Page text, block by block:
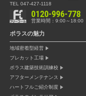
TEL 047-427-1118
0120-996-778
営業時間：9:00～18:00
ポラスの魅力
地域密着型経営
プレカット工場
ポラス建築技術訓練校
アフターメンテナンス
ハートフルご紹介制度